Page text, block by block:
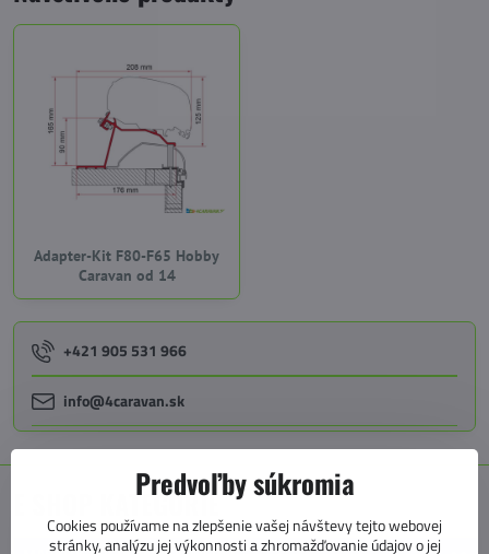
Adapter-Kit F80-F65 Hobby
Caravan od 14
+421 905 531 966
info@4caravan.sk
E SHOP KATEGÓRIE
Predvoľby súkromia
Cookies používame na zlepšenie vašej návštevy tejto webovej
stránky, analýzu jej výkonnosti a zhromažďovanie údajov o jej